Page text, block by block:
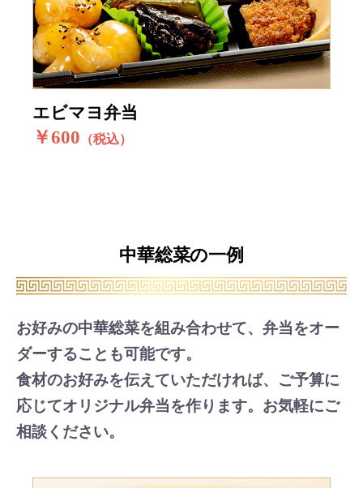
エビマヨ弁当
￥600 （税込）
中華総菜の一例
お好みの中華総菜を組み合わせて、弁当をオー
ダーすることも可能です。
食材のお好みを伝えていただければ、ご予算に
応じてオリジナル弁当を作ります。お気軽にご
相談ください。